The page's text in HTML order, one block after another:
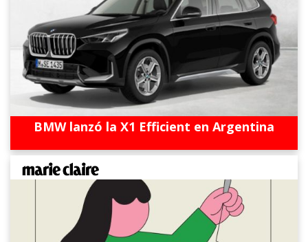
BMW lanzó la X1 Efficient en Argentina